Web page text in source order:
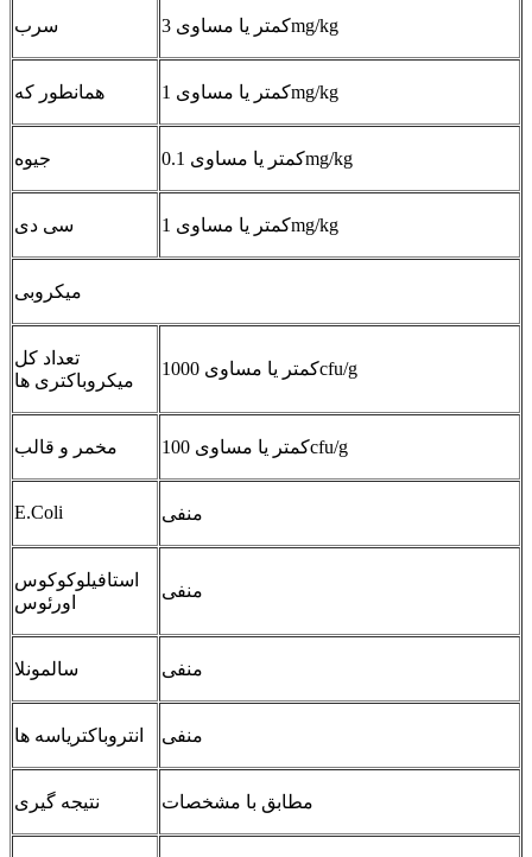
سرب کمتر یا مساوی 3mg/kg
همانطور که کمتر یا مساوی 1mg/kg
جیوه کمتر یا مساوی 0.1mg/kg
سی دی کمتر یا مساوی 1mg/kg
میکروبی
تعداد کل
میکروباکتری ها
کمتر یا مساوی 1000cfu/g
مخمر و قالب کمتر یا مساوی 100cfu/g
E.Coli منفی
استافیلوکوکوس
اورئوس
منفی
سالمونلا منفی
انتروباکتریاسه ها منفی
نتیجه گیری مطابق با مشخصات